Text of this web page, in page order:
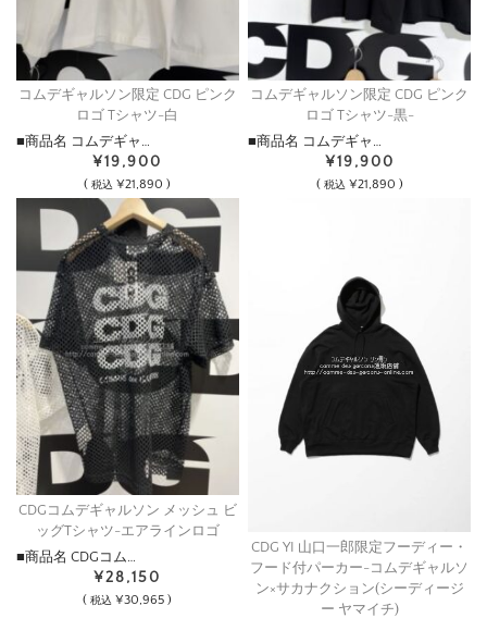
コムデギャルソン限定 CDG ピンク
ロゴ Tシャツ-白
■商品名 コムデギャ…
¥19,900
(税込 ¥21,890 )
コムデギャルソン限定 CDG ピンク
ロゴ Tシャツ-黒-
■商品名 コムデギャ…
¥19,900
( 税込 ¥21,890 )
CDGコムデギャルソン メッシュ ビ
ッグTシャツ-エアラインロゴ
■商品名 CDGコム…
¥28,150
(税込 ¥30,965 )
CDG YI 山口一郎限定フーディー・
フード付パーカー-コムデギャルソ
ン×サカナクション(シーディージ
ー ヤマイチ)